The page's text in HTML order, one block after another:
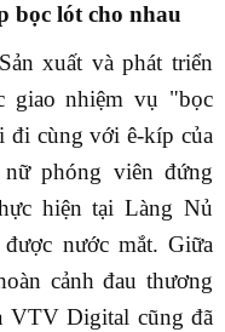
bọc lót cho nhau
xuất và phát triển
giao nhiệm vụ "bọc
cùng với ê-kíp của
phóng viên đứng
hiện tại Làng Nủ
nước mắt. Giữa
cảnh đau thương
VTV Digital cũng đã